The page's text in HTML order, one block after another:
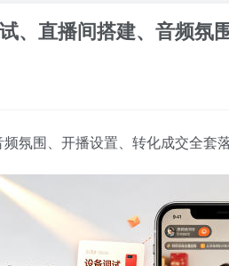
、直播间搭建、音频氛
氛围、开播设置、转化成交全套